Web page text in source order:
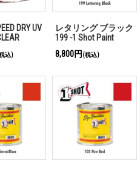
DRY UV
込)
レタリング ブラック
199 -1 Shot Paint
8,800円 (税込)